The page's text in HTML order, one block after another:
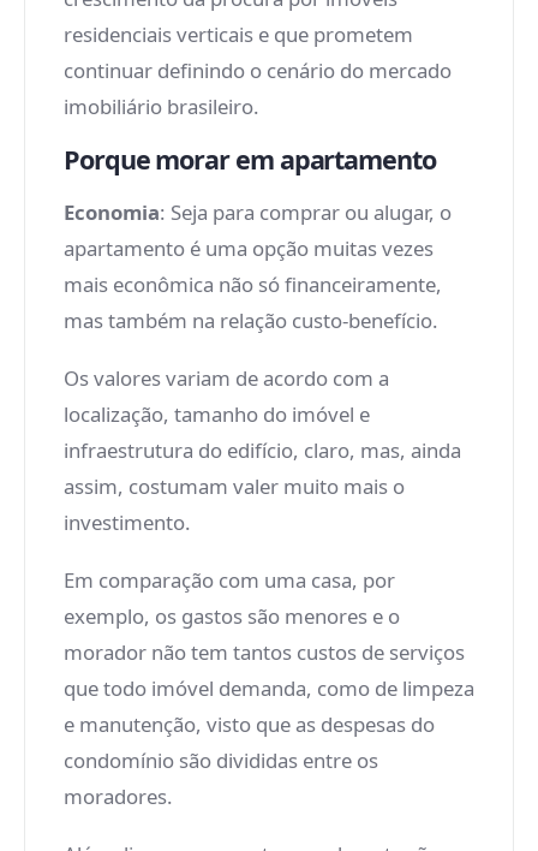
residenciais verticais e que prometem
continuar definindo o cenário do mercado
imobiliário brasileiro.
Porque morar em apartamento
Economia: Seja para comprar ou alugar, o
apartamento é uma opção muitas vezes
mais econômica não só financeiramente,
mas também na relação custo-benefício.
Os valores variam de acordo com a
localização, tamanho do imóvel e
infraestrutura do edifício, claro, mas, ainda
assim, costumam valer muito mais o
investimento.
Em comparação com uma casa, por
exemplo, os gastos são menores e o
morador não tem tantos custos de serviços
que todo imóvel demanda, como de limpeza
e manutenção, visto que as despesas do
condomínio são divididas entre os
moradores.